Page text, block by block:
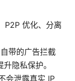
P2P 优化、分离
带的广告拦截
隐私保护。
会泄露真实 IP